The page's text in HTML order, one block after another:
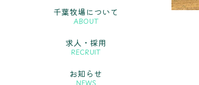
千葉牧場について
ABOUT
求人・採用
RECRUIT
お知らせ